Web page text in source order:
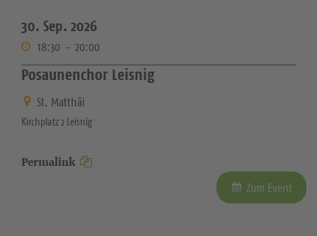
30. Sep. 2026
18:30 - 20:00
Posaunenchor Leisnig
St. Matthäi
Kirchplatz 2 Leisnig
Permalink
Zum Event